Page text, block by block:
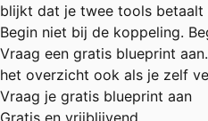
blijkt dat je twee tools
Begin niet bij de koppeling.
Vraag een gratis blueprint
het overzicht ook als je zelf
Vraag je gratis blueprint aan
Gratis en vrijblijvend